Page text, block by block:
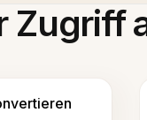
Zugriff